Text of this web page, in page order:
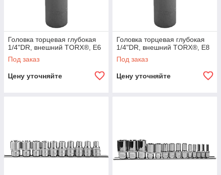
Головка торцевая глубокая
1/4"DR, внешний TORX®, E6
Под заказ
Цену уточняйте
Головка торцевая глубокая
1/4"DR, внешний TORX®, E8
Под заказ
Цену уточняйте